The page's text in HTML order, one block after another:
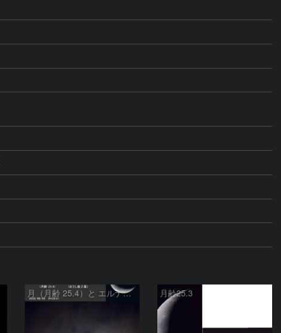
月（月齢 25.4）と エルナト（おうし座β星） 月齢25.3